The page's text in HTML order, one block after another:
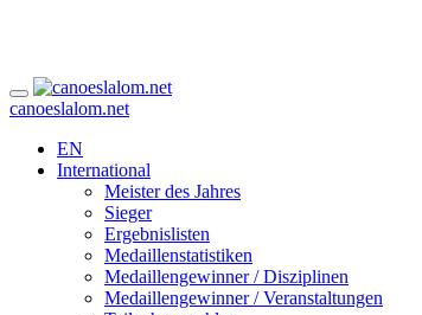
canoeslalom.net
EN
International
Meister des Jahres
Sieger
Ergebnislisten
Medaillenstatistiken
Medaillengewinner / Disziplinen
Medaillengewinner / Veranstaltungen